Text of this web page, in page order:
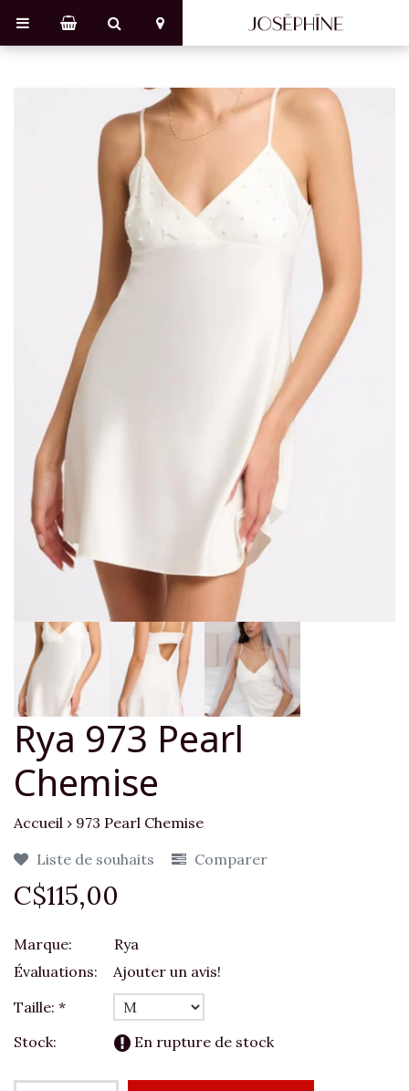
Rya 973 Pearl
Chemise
Accueil › 973 Pearl Chemise
Liste de souhaits
Comparer
C$115,00
Marque:
Rya
Évaluations:
Ajouter un avis!
Taille: *
Stock:
En rupture de stock